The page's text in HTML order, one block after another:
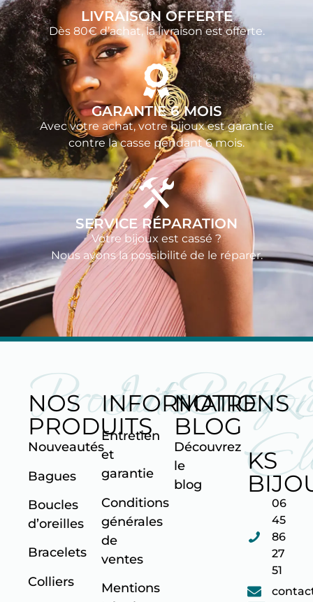
LIVRAISON OFFERTE
Dès 80€ d’achat, la livraison est offerte.
GARANTIE 6 MOIS
Avec votre achat, votre bijoux est garantie
contre la casse pendant 6 mois.
SERVICE RÉPARATION
Votre bijoux est cassé ?
Nous avons la possibilité de le réparer.
Produits
NOS
PRODUITS
Nouveautés
Bagues
Boucles
d’oreilles
Bracelets
Colliers
INFORMATIONS
Entretien
et
garantie
Conditions
générales
de
ventes
Mentions
Blog
NOTRE
BLOG
Découvrez
le
blog
KS
06
45
86
27
51